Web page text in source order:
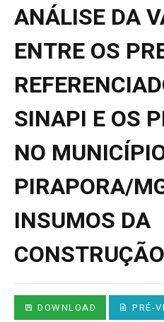
ANÁLISE DA
ENTRE OS
SINAPI E OS
NO
PIRAPORA/
INSUMOS DA
DOWNLOAD PRÉ-